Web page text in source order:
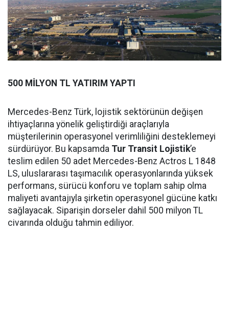
500 MİLYON TL YATIRIM YAPTI
Mercedes-Benz Türk, lojistik sektörünün değişen
ihtiyaçlarına yönelik geliştirdiği araçlarıyla
müşterilerinin operasyonel verimliliğini desteklemeyi
sürdürüyor. Bu kapsamda Tur Transit Lojistik’e
teslim edilen 50 adet Mercedes-Benz Actros L 1848
LS, uluslararası taşımacılık operasyonlarında yüksek
performans, sürücü konforu ve toplam sahip olma
maliyeti avantajıyla şirketin operasyonel gücüne katkı
sağlayacak. Siparişin dorseler dahil 500 milyon TL
civarında olduğu tahmin ediliyor.